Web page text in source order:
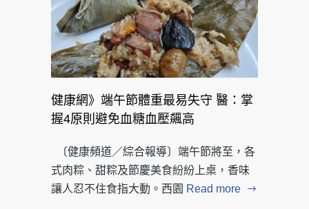
健康網》端午節體重最易失守 醫：掌
握4原則避免血糖血壓飆高
〔健康頻道／綜合報導〕端午節將至，各
式肉粽、甜粽及節慶美食紛紛上桌，香味
讓人忍不住食指大動。西園 Read more